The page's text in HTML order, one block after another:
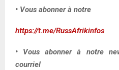
• Vous abonner à notre
https://t.me/RussAfrikinfos
• Vous abonner à notre
courriel